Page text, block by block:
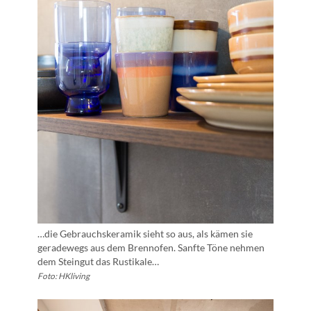
…die Gebrauchskeramik sieht so aus, als kämen sie
geradewegs aus dem Brennofen. Sanfte Töne nehmen
dem Steingut das Rustikale…
Foto: HKliving